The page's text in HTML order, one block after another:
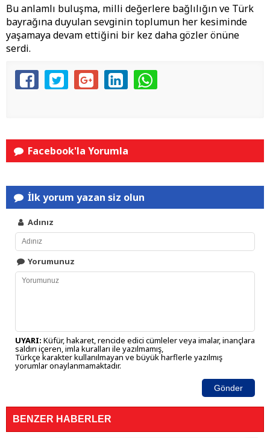
Bu anlamlı buluşma, milli değerlere bağlılığın ve Türk
bayrağına duyulan sevginin toplumun her kesiminde
yaşamaya devam ettiğini bir kez daha gözler önüne
serdi.
Facebook'la Yorumla
İlk yorum yazan siz olun
Adınız
Yorumunuz
UYARI: Küfür, hakaret, rencide edici cümleler veya imalar, inançlara
saldırı içeren, imla kuralları ile yazılmamış,
Türkçe karakter kullanılmayan ve büyük harflerle yazılmış
yorumlar onaylanmamaktadır.
Gönder
BENZER HABERLER